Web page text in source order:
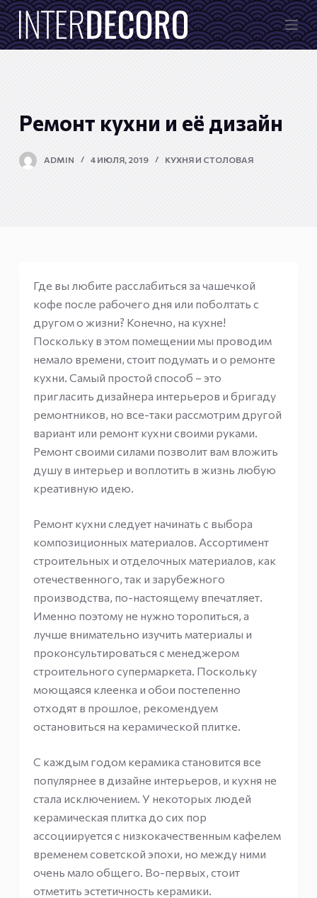
П
е
р
с
Ремонт кухни и её дизайн
ADMIN 4 ИЮЛЯ, 2019 КУХНЯ И СТОЛОВАЯ
Где вы любите расслабиться за чашечкой
кофе после рабочего дня или поболтать с
другом о жизни? Конечно, на кухне!
Поскольку в этом помещении мы проводим
немало времени, стоит подумать и о ремонте
кухни. Самый простой способ – это
пригласить дизайнера интерьеров и бригаду
ремонтников, но все-таки рассмотрим другой
вариант или ремонт кухни своими руками.
Ремонт своими силами позволит вам вложить
душу в интерьер и воплотить в жизнь любую
креативную идею.
Ремонт кухни следует начинать с выбора
композиционных материалов. Ассортимент
строительных и отделочных материалов, как
отечественного, так и зарубежного
производства, по-настоящему впечатляет.
Именно поэтому не нужно торопиться, а
лучше внимательно изучить материалы и
проконсультироваться с менеджером
строительного супермаркета. Поскольку
моющаяся клеенка и обои постепенно
отходят в прошлое, рекомендуем
остановиться на керамической плитке.
С каждым годом керамика становится все
популярнее в дизайне интерьеров, и кухня не
стала исключением. У некоторых людей
керамическая плитка до сих пор
ассоциируется с низкокачественным кафелем
временем советской эпохи, но между ними
очень мало общего. Во-первых, стоит
отметить эстетичность керамики.